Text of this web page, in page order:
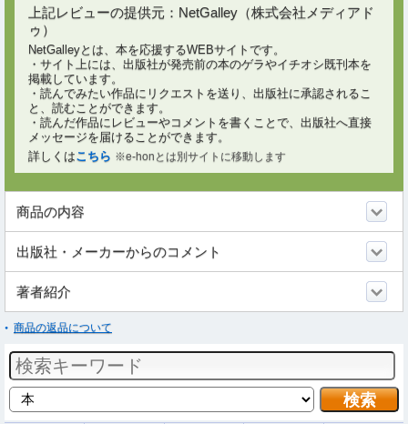
上記レビューの提供元：NetGalley（株式会社メディアド
ゥ）
NetGalleyとは、本を応援するWEBサイトです。
・サイト上には、出版社が発売前の本のゲラやイチオシ既刊本を
掲載しています。
・読んでみたい作品にリクエストを送り、出版社に承認されるこ
と、読むことができます。
・読んだ作品にレビューやコメントを書くことで、出版社へ直接
メッセージを届けることができます。
詳しくはこちら ※e-honとは別サイトに移動します
商品の内容
出版社・メーカーからのコメント
著者紹介
商品の返品について